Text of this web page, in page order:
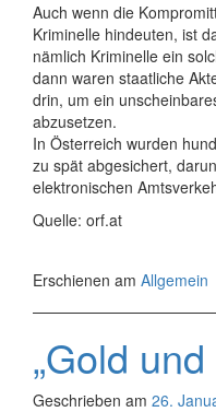
Auch wenn die
Kriminelle hindeuten, ist
nämlich Kriminelle ein
dann waren staatliche
drin, um ein
abzusetzen.
In Österreich wurden
zu spät abgesichert,
elektronischen
Quelle: orf.at
Erschienen am Allgemein
„Gold
Geschrieben am 26.